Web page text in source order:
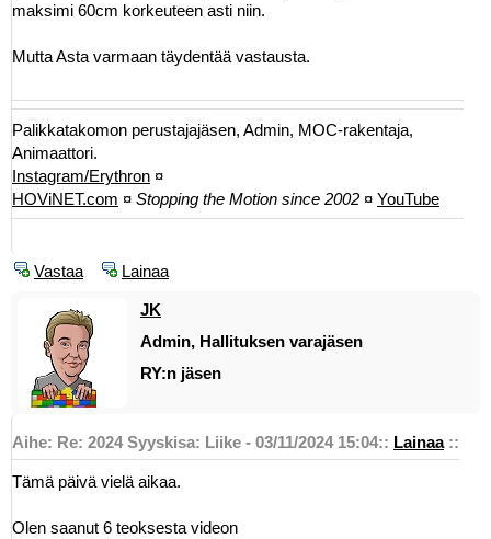
maksimi 60cm korkeuteen asti niin.
Mutta Asta varmaan täydentää vastausta.
Palikkatakomon perustajajäsen, Admin, MOC-rakentaja,
Animaattori.
Instagram/Erythron ¤
HOViNET.com ¤ Stopping the Motion since 2002 ¤ YouTube
Vastaa Lainaa
JK
Admin, Hallituksen varajäsen
RY:n jäsen
:: Lainaa::
Aihe: Re: 2024 Syyskisa: Liike - 03/11/2024 15:04
Tämä päivä vielä aikaa.
Olen saanut 6 teoksesta videon